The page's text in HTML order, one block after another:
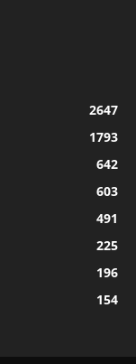
2647
1793
642
603
491
225
196
154